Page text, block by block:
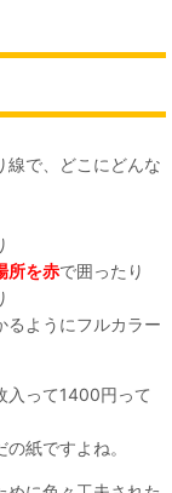
線で、どこにどんな
所を赤で囲ったり
るようにフルカラー
入って1400円って
紙ですよね。